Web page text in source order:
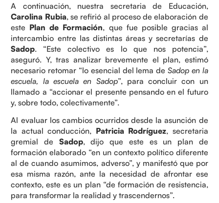
A continuación, nuestra secretaria de Educación,
Carolina Rubia, se refirió al proceso de elaboración de
este Plan de Formación, que fue posible gracias al
intercambio entre las distintas áreas y secretarías de
Sadop. “Este colectivo es lo que nos potencia”,
aseguró. Y, tras analizar brevemente el plan, estimó
necesario retomar “lo esencial del lema deSadop en la
escuela, la escuela en Sadop”, para concluir con un
llamado a “accionar el presente pensando en el futuro
y, sobre todo, colectivamente”.
Al evaluar los cambios ocurridos desde la asunción de
la actual conducción, Patricia Rodríguez, secretaria
gremial de Sadop, dijo que este es un plan de
formación elaborado “en un contexto político diferente
al de cuando asumimos, adverso”, y manifestó que por
esa misma razón, ante la necesidad de afrontar ese
contexto, este es un plan “de formación de resistencia,
para transformar la realidad y trascendernos”.